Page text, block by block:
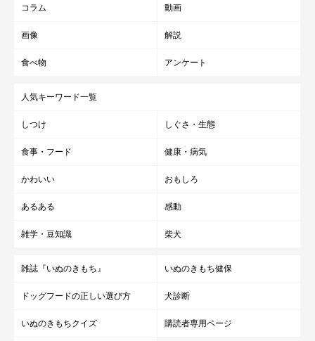
コラム 動画
画像 解説
食べ物 アンケート
人気キーワード一覧
しつけ しぐさ・生態
食事・フード 健康・病気
かわいい おもしろ
あるある 感動
雑学・豆知識 柴犬
雑誌『いぬのきもち』 いぬのきもち健保
ドッグフードの正しい選び方 犬診断
いぬのきもちクイズ 購読者専用ページ